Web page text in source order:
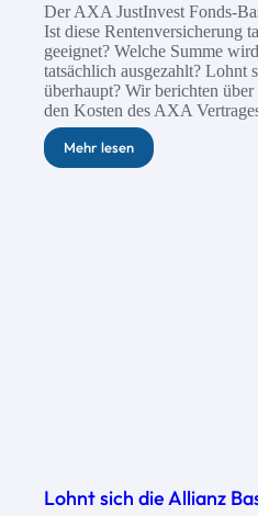
Der AXA JustInvest Fonds-
Ist diese Rentenversicherung
geeignet? Welche Summe
tatsächlich ausgezahlt? Lohnt
überhaupt? Wir berichten
den Kosten des AXA
Mehr lesen
Lohnt sich die Allianz